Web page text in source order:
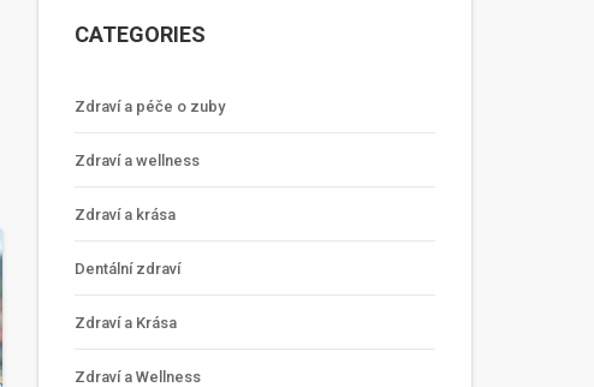
CATEGORIES
Zdraví a péče o zuby
Zdraví a wellness
Zdraví a krása
Dentální zdraví
Zdraví a Krása
Zdraví a Wellness